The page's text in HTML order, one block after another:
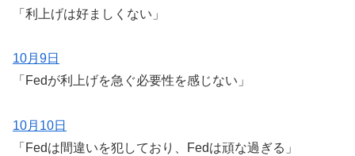
「利上げは好ましくない」
10月9日
「Fedが利上げを急ぐ必要性を感じない」
10月10日
「Fedは間違いを犯しており、Fedは頑な過ぎる」